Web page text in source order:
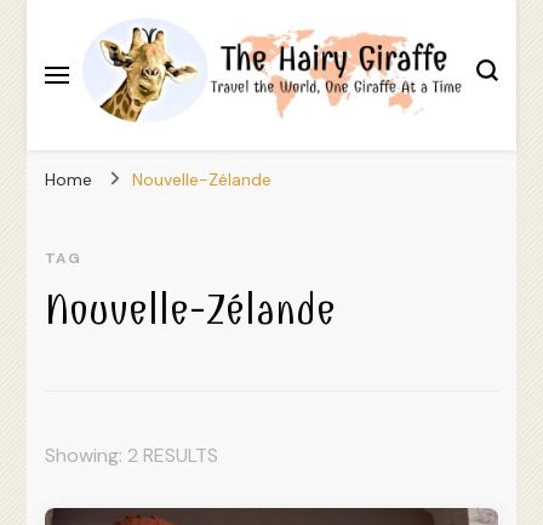
The Hairy Giraffe
Home
Nouvelle-Zélande
TAG
Nouvelle-Zélande
Showing: 2 RESULTS